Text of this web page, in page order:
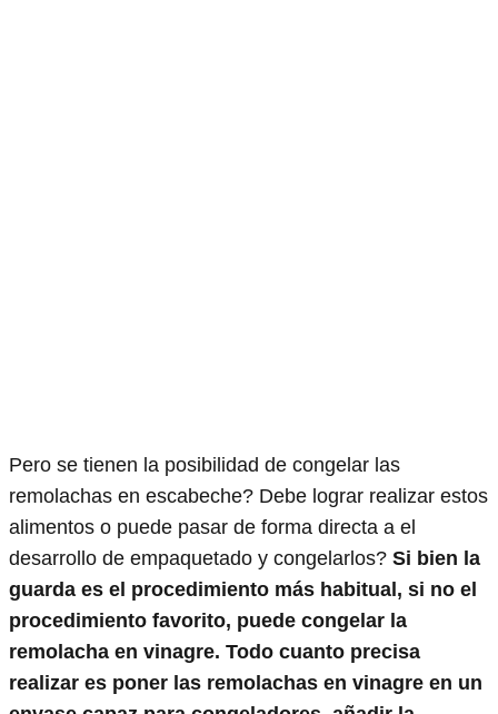
Pero se tienen la posibilidad de congelar las
remolachas en escabeche? Debe lograr realizar estos
alimentos o puede pasar de forma directa a el
desarrollo de empaquetado y congelarlos? Si bien la
guarda es el procedimiento más habitual, si no el
procedimiento favorito, puede congelar la
remolacha en vinagre. Todo cuanto precisa
realizar es poner las remolachas en vinagre en un